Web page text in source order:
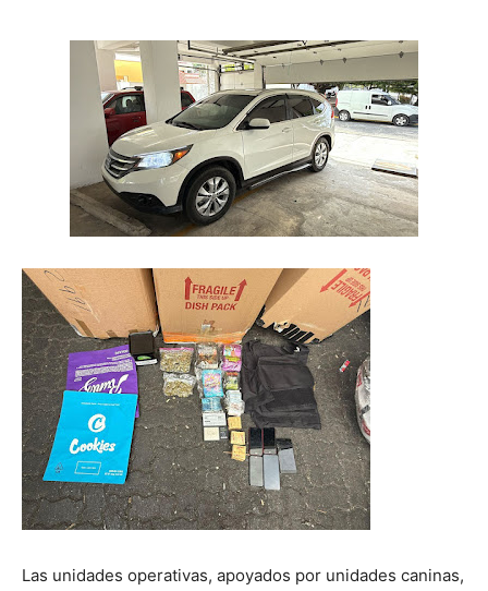
Las unidades operativas, apoyados por unidades caninas,